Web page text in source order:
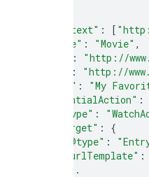
"@context" : [
"@type" : "Movie" ,
: "http://
: "http://
"name" : "My
"potentialAction" :
"@type" :
"target" :
{
"@type" :
"urlTemplate" :
...